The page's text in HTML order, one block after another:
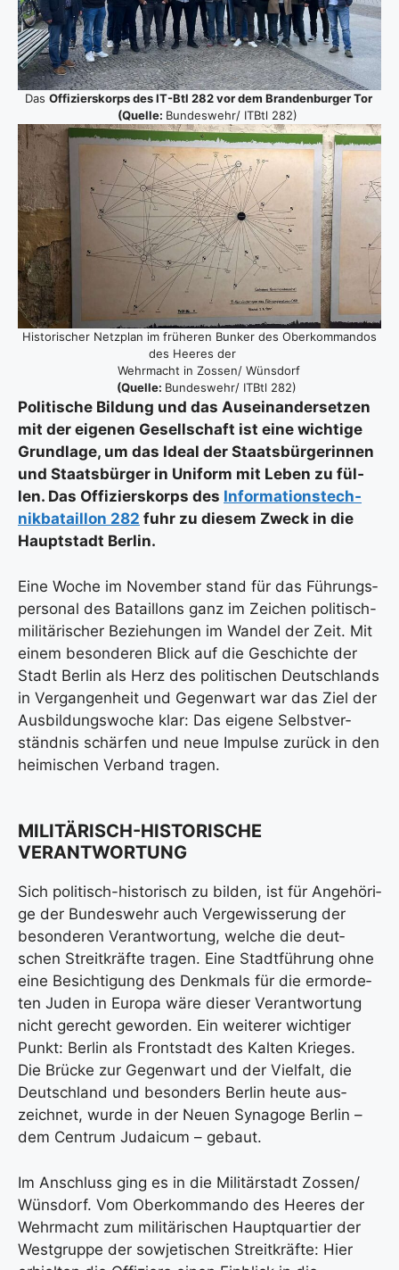
Das Offi­ziers­korps desIT-Btl 282 vor dem Bran­den­bur­ger Tor
(Quel­le: Bundeswehr/ ITBtl 282)
His­to­ri­scher Netz­plan im frü­he­ren Bun­ker des Ober­kom­man­dos
des Hee­res der
Wehr­macht in Zossen/ Wüns­dorf
(Quel­le: Bundeswehr/ ITBtl 282)
Poli­ti­sche Bil­dung und das Aus­ein­an­der­set­zen
mit der eige­nen Gesell­schaft ist eine wich­ti­ge
Grund­la­ge, um das Ide­al der Staats­bür­ge­rin­nen
und Staats­bür­ger in Uni­form mit Leben zu fül­
len. Das Offi­ziers­korps des Infor­ma­ti­ons­tech­
nik­ba­tail­lon 282 fuhr zu die­sem Zweck in die
Haupt­stadt Ber­lin.
Eine Woche im Novem­ber stand für das Füh­rungs­
per­so­nal des Batail­lons ganz im Zei­chen poli­tisch-
mili­tä­ri­scher Bezie­hun­gen im Wan­del der Zeit. Mit
einem beson­de­ren Blick auf die Geschich­te der
Stadt Ber­lin als Herz des poli­ti­schen Deutsch­lands
in Ver­gan­gen­heit und Gegen­wart war das Ziel der
Aus­bil­dungs­wo­che klar: Das eige­ne Selbst­ver­
ständ­nis schär­fen und neue Impul­se zurück in den
hei­mi­schen Ver­band tra­gen.
MILITÄRISCH-HISTORISCHE
VERANTWORTUNG
Sich poli­tisch-his­to­risch zu bil­den, ist für Ange­hö­ri­
ge der Bun­des­wehr auch Ver­ge­wis­se­rung der
beson­de­ren Ver­ant­wor­tung, wel­che die deut­
schen Streit­kräf­te tra­gen. Eine Stadt­füh­rung ohne
eine Besich­ti­gung des Denk­mals für die ermor­de­
ten Juden in Euro­pa wäre die­ser Ver­ant­wor­tung
nicht gerecht gewor­den. Ein wei­te­rer wich­ti­ger
Punkt: Ber­lin als Front­stadt des Kal­ten Krie­ges.
Die Brü­cke zur Gegen­wart und der Viel­falt, die
Deutsch­land und beson­ders Ber­lin heu­te aus­
zeich­net, wur­de in der Neu­en Syn­ago­ge Ber­lin –
dem Cen­trum Judai­cum – gebaut.
Im Anschluss ging es in die Mili­tär­stadt Zossen/
Wüns­dorf. Vom Ober­kom­man­do des Hee­res der
Wehr­macht zum mili­tä­ri­schen Haupt­quar­tier der
West­grup­pe der sowje­ti­schen Streit­kräf­te: Hier